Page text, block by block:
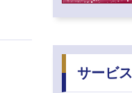
サービス